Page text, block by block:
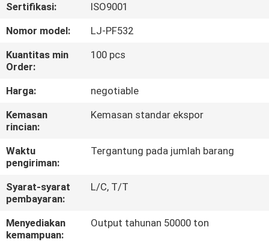
PABRIK
KONTROL
KUALITAS
HUBUNGI
KAMI
BERITA
KASUS
Sertifikasi:
ISO9001
Nomor model:
LJ-PF532
Kuantitas min
Order:
100 pcs
Harga:
negotiable
Kemasan
rincian:
Kemasan standar ekspor
Waktu
pengiriman:
Tergantung pada jumlah barang
Syarat-syarat
pembayaran:
L/C, T/T
Menyediakan
kemampuan:
Output tahunan 50000 ton